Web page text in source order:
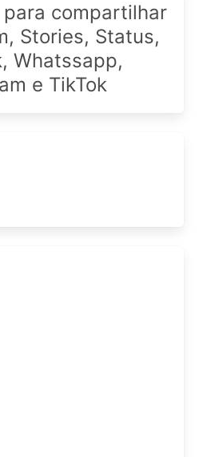
compartilhar
Stories, Status,
Whatssapp,
e TikTok